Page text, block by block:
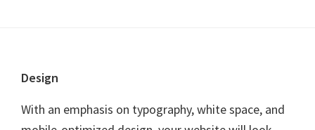
Footer
Design
With an emphasis on typography, white space, and